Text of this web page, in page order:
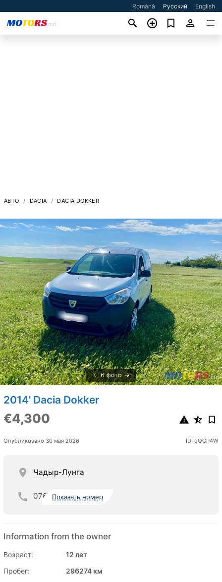
Română Русский English
АВТО DACIA DACIA DOKKER
6 фото
2014' Dacia Dokker
€4,300
Опубликовано 30 мая 2026 ID: qQGP4W
Чадыр-Лунга
076 Показать номер
Information from the owner
Возраст:
12 лет
Пробег:
296274 км